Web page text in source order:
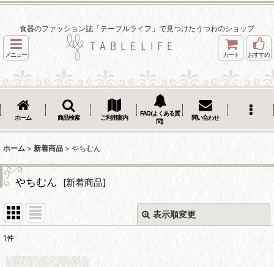
食器のファッション誌「テーブルライフ」で見つけたうつわのショップ
メニュー カート おすすめ
ホーム 商品検索 ご利用案内
FAQ(よくある質
問)
問い合わせ
ホーム > 新着商品 > やちむん
やちむん [新着商品]
表示順変更
1件